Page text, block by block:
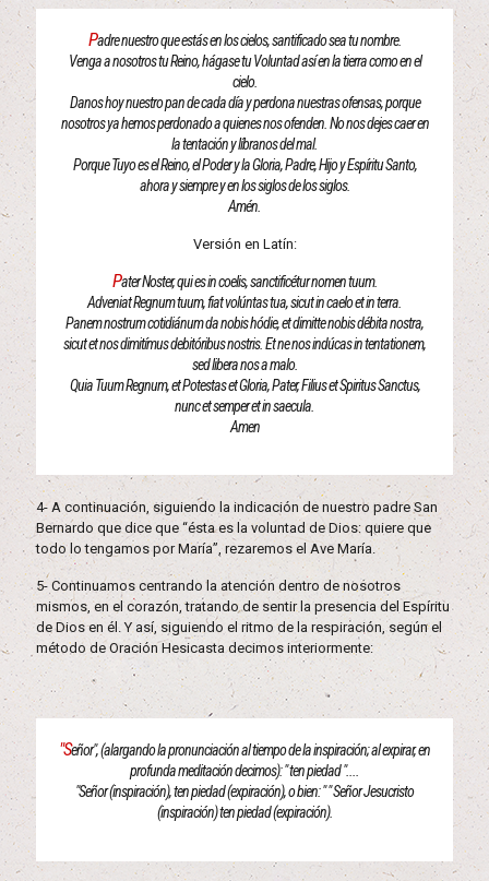
Padre nuestro que estás en los cielos, santificado sea tu nombre.
Venga a nosotros tu Reino, hágase tu Voluntad así en la tierra como en el
cielo.
Danos hoy nuestro pan de cada día y perdona nuestras ofensas, porque
nosotros ya hemos perdonado a quienes nos ofenden. No nos dejes caer en
la tentación y líbranos del mal.
Porque Tuyo es el Reino, el Poder y la Gloria, Padre, Hijo y Espíritu Santo,
ahora y siempre y en los siglos de los siglos.
Amén.
Versión en Latín:
Pater Noster, qui es in coelis, sanctificétur nomen tuum.
Adveniat Regnum tuum, fiat volúntas tua, sicut in caelo et in terra.
Panem nostrum cotidiánum da nobis hódie, et dimitte nobis débita nostra,
sicut et nos dimitímus debitóribus nostris. Et ne nos indúcas in tentationem,
sed libera nos a malo.
Quia Tuum Regnum, et Potestas et Gloria, Pater, Filius et Spiritus Sanctus,
nunc et semper et in saecula.
Amen
4- A continuación, siguiendo la indicación de nuestro padre San
Bernardo que dice que “ésta es la voluntad de Dios: quiere que
todo lo tengamos por María”, rezaremos el Ave María.
5- Continuamos centrando la atención dentro de nosotros
mismos, en el corazón, tratando de sentir la presencia del Espíritu
de Dios en él. Y así, siguiendo el ritmo de la respiración, según el
método de Oración Hesicasta decimos interiormente:
"Señor", (alargando la pronunciación al tiempo de la inspiración; al expirar, en
profunda meditación decimos): " ten piedad "....
"Señor (inspiración), ten piedad (expiración), o bien: " " Señor Jesucristo
(inspiración) ten piedad (expiración).